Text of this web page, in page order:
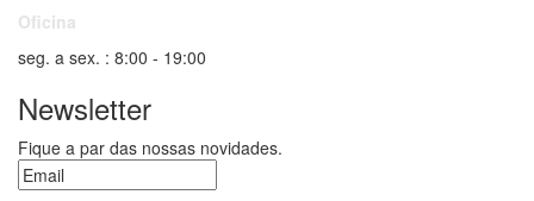
Oficina
seg. a sex. : 8:00 - 19:00
Newsletter
Fique a par das nossas novidades.